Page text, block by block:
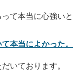
て本当に心強いと
本当によかった。
いております。